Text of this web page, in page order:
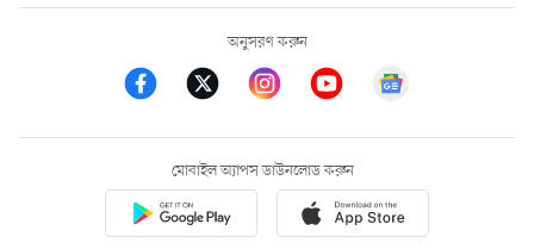
অনুসরণ করুন
মোবাইল অ্যাপস ডাউনলোড করুন